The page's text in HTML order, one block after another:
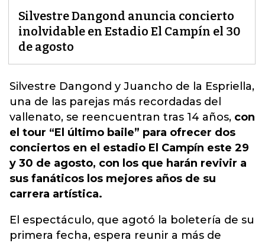
Silvestre Dangond anuncia concierto
inolvidable en Estadio El Campín el 30
de agosto
Silvestre Dangond y Juancho de la Espriella,
una de las parejas más recordadas del
vallenato, se reencuentran tras 14 años, con
el tour “El último baile” para ofrecer dos
conciertos en el estadio El Campín este 29
y 30 de agosto, con los que harán revivir a
sus fanáticos los mejores años de su
carrera artística.
El espectáculo, que agotó la boletería de su
primera fecha, espera reunir a más de